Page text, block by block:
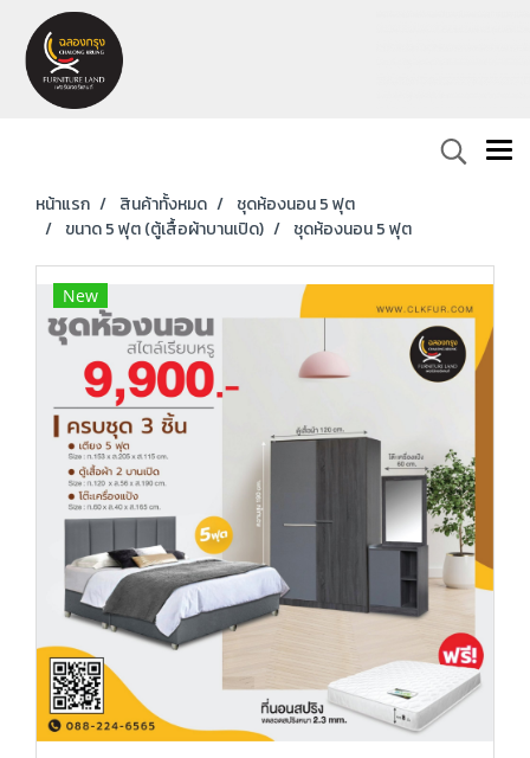
หน้าแรก สินค้าทั้งหมด
ชุดห้องนอน 5 ฟุต
ขนาด 5 ฟุต (ตู้เสื้อผ้าบานเปิด)
ชุดห้องนอน 5 ฟุต
New